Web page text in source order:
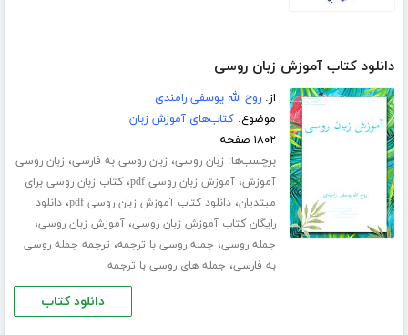
دانلود کتاب آموزش زبان روسی
از:روح الله یوسفی رامندی
موضوع:کتاب‌های آموزش زبان
۱۸۰۲ صفحه
برچسب‌ها: زبان روسی، زبان روسی به فارسی، زبان روسی
آموزش،آموزش زبان روسی pdf ،کتاب زبان روسی برای
مبتدیان،دانلود کتاب آموزش زبان روسی pdf ،دانلود
رایگان کتاب آموزش زبان روسی،آموزش زبان روسی،
جمله روسی، جمله روسی با ترجمه، ترجمه جمله روسی
به فارسی، جمله های روسی با ترجمه
دانلود کتاب